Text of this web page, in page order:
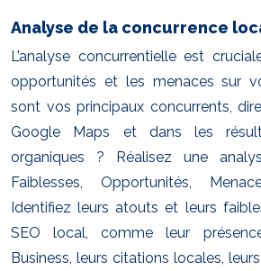
Analyse de la concurrence
L’analyse concurrentielle est
opportunités et les menaces sur
sont vos principaux concurrents,
Google Maps et dans les
organiques ? Réalisez une
Faiblesses, Opportunités,
Identifiez leurs atouts et leurs
SEO local, comme leur
Business, leurs citations locales,